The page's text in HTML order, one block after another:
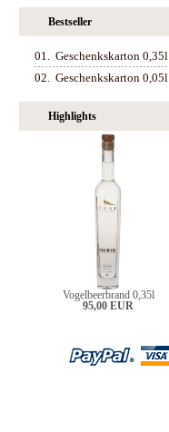
Bestseller
01. Geschenkskarton 0,35l
02. Geschenkskarton 0,05l
Highlights
Vogelbeerbrand 0,35l
95,00 EUR